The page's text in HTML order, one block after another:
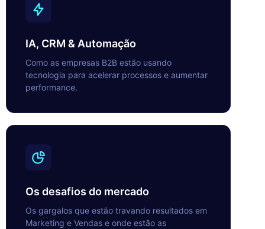
IA, CRM & Automação
Como as empresas B2B estão usando
tecnologia para acelerar processos e aumentar
performance.
Os desafios do mercado
Os gargalos que estão travando resultados em
Marketing e Vendas e onde estão as